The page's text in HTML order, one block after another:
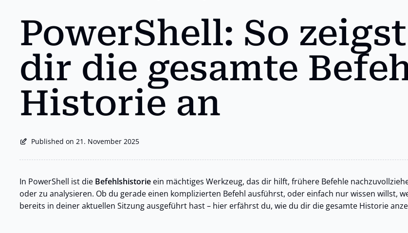
PowerShell: So
dir die gesamte
Historie an
Published on 21. November 2025
In PowerShell ist die Befehlshistorie ein mächtiges Werkzeug, das dir hilft, frühere Befehle
oder zu analysieren. Ob du gerade einen komplizierten Befehl ausführst, oder einfach nur wissen willst,
bereits in deiner aktuellen Sitzung ausgeführt hast – hier erfährst du, wie du dir die gesamte Historie